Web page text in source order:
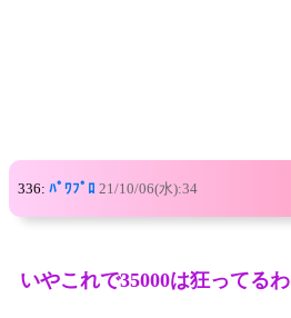
336: ﾊﾟﾜﾌﾟﾛ 21/10/06(水):34
いやこれで35000は狂ってるわ